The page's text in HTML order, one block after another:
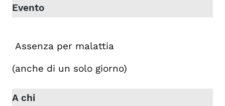
Assenza per malattia
(anche di un solo giorno)